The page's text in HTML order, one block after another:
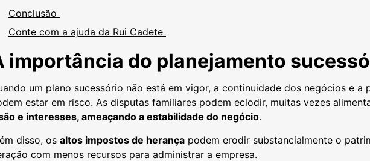
Conclusão
Conte com a ajuda da Rui Cadete
importância do planejamento
um plano sucessório não está em vigor, a continuidade dos negócios e a
estar em risco. As disputas familiares podem eclodir, muitas vezes
e interesses, ameaçando a estabilidade do negócio.
disso, os altos impostos de herança podem erodir substancialmente o
com menos recursos para administrar a empresa.